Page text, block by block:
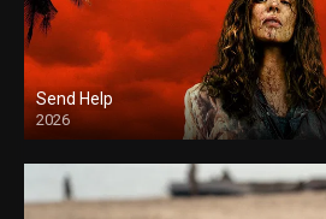
Send Help
2026